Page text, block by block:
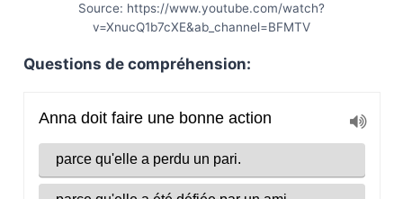
Source: https://www.youtube.com/watch?
v=XnucQ1b7cXE&ab_channel=BFMTV
Questions de compréhension: